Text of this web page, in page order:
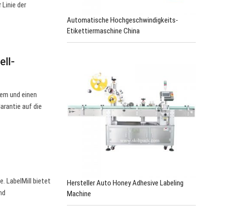
der
und einen
auf die
LabelMill bietet
Automatische Hochgeschwindigkeits-
Etikettiermaschine China
Hersteller Auto Honey Adhesive Labeling
Machine